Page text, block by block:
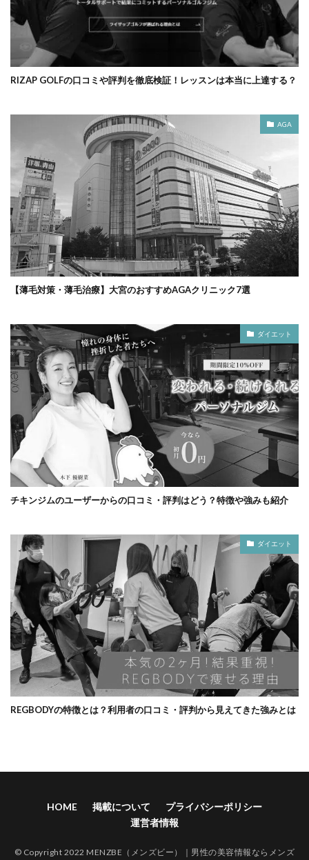
RIZAP GOLFの口コミや評判を徹底検証！レッスンは本当に上達する？
AGA
【薄毛対策・薄毛治療】大宮のおすすめAGAクリニック7選
ダイエット
チキンジムのユーザーからの口コミ・評判はどう？特徴や強みも紹介
ダイエット
REGBODYの特徴とは？利用者の口コミ・評判から見えてきた強みとは
HOME 掲載について
プライバシーポリシー
運営者情報
© Copyright 2022 MENZBE（メンズビー）｜男性の美容情報ならメンズ